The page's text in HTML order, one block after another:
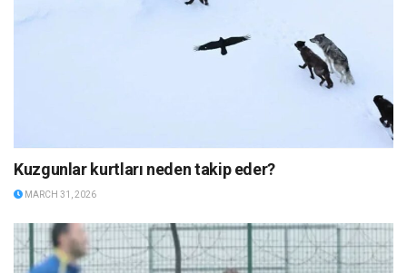
Kuzgunlar kurtları neden takip eder?
MARCH 31, 2026